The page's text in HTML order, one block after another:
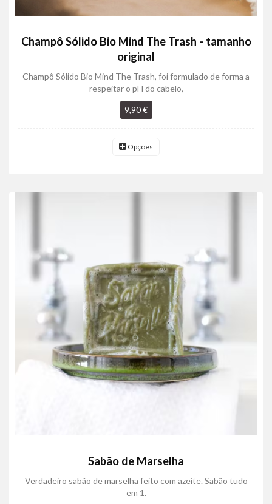
Champô Sólido Bio Mind The Trash - tamanho
original
Champô Sólido Bio Mind The Trash, foi formulado de forma a
respeitar o pH do cabelo,
9,90 €
Opções
Sabão de Marselha
Verdadeiro sabão de marselha feito com azeite. Sabão tudo
em 1.